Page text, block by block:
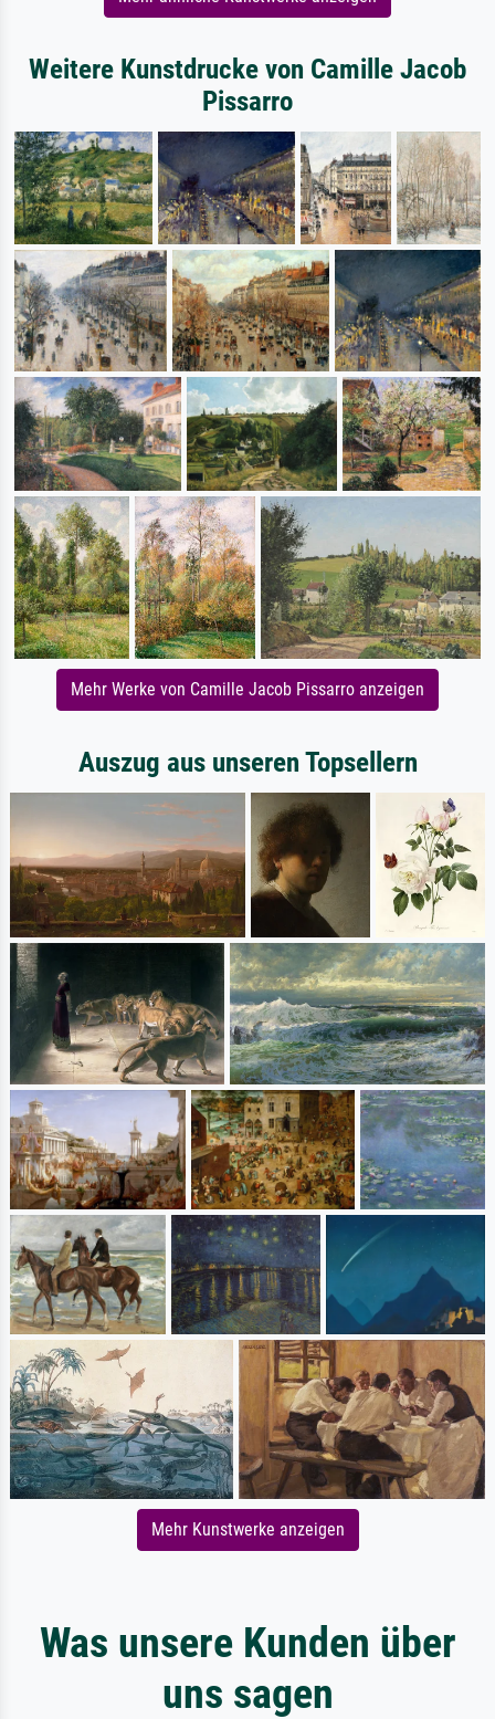
Weitere Kunstdrucke von Camille Jacob
Pissarro
Mehr Werke von Camille Jacob Pissarro anzeigen
Auszug aus unseren Topsellern
Mehr Kunstwerke anzeigen
Was unsere Kunden über
uns sagen